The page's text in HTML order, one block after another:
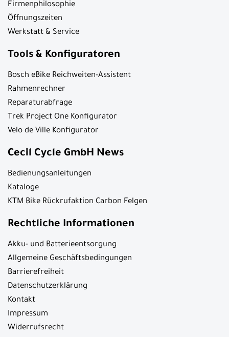
Firmenphilosophie
Öffnungszeiten
Werkstatt & Service
Tools & Konfiguratoren
Bosch eBike Reichweiten-Assistent
Rahmenrechner
Reparaturabfrage
Trek Project One Konfigurator
Velo de Ville Konfigurator
Cecil Cycle GmbH News
Bedienungsanleitungen
Kataloge
KTM Bike Rückrufaktion Carbon Felgen
Rechtliche Informationen
Akku- und Batterieentsorgung
Allgemeine Geschäftsbedingungen
Barrierefreiheit
Datenschutzerklärung
Kontakt
Impressum
Widerrufsrecht